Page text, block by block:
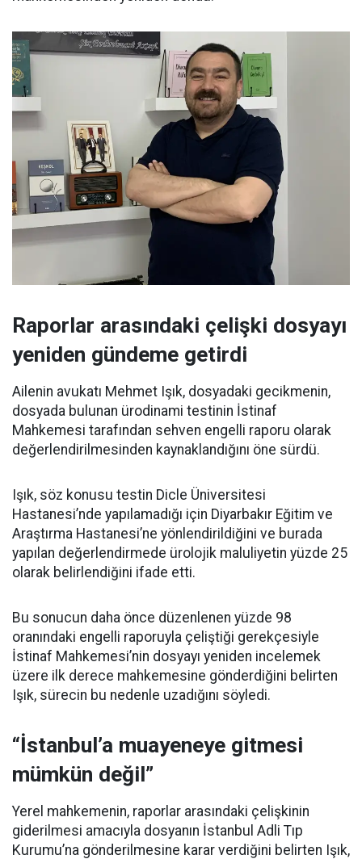
Raporlar arasındaki çelişki dosyayı
yeniden gündeme getirdi
Ailenin avukatı Mehmet Işık, dosyadaki gecikmenin,
dosyada bulunan ürodinami testinin İstinaf
Mahkemesi tarafından sehven engelli raporu olarak
değerlendirilmesinden kaynaklandığını öne sürdü.
Işık, söz konusu testin Dicle Üniversitesi
Hastanesi’nde yapılamadığı için Diyarbakır Eğitim ve
Araştırma Hastanesi’ne yönlendirildiğini ve burada
yapılan değerlendirmede ürolojik maluliyetin yüzde 25
olarak belirlendiğini ifade etti.
Bu sonucun daha önce düzenlenen yüzde 98
oranındaki engelli raporuyla çeliştiği gerekçesiyle
İstinaf Mahkemesi’nin dosyayı yeniden incelemek
üzere ilk derece mahkemesine gönderdiğini belirten
Işık, sürecin bu nedenle uzadığını söyledi.
“İstanbul’a muayeneye gitmesi
mümkün değil”
Yerel mahkemenin, raporlar arasındaki çelişkinin
giderilmesi amacıyla dosyanın İstanbul Adli Tıp
Kurumu’na gönderilmesine karar verdiğini belirten Işık,